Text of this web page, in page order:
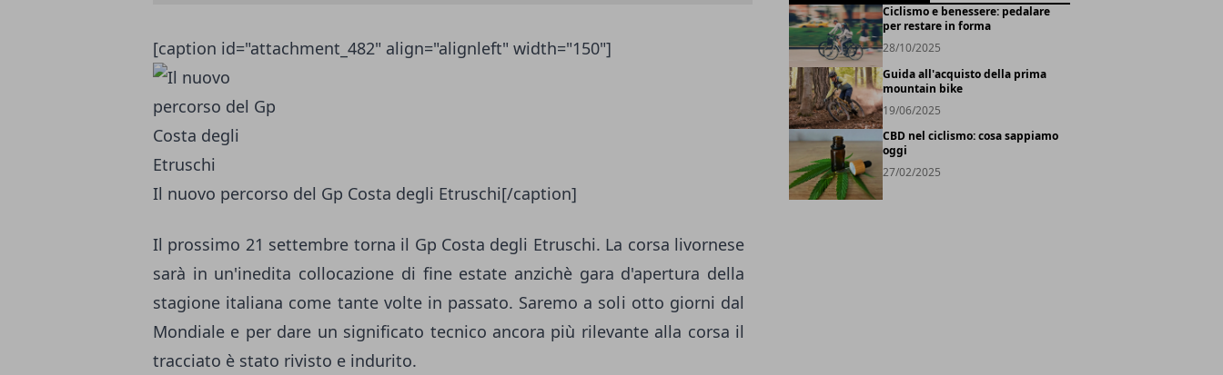
[caption id="attachment_482" align="alignleft" width="150"]
Il nuovo percorso del Gp Costa degli Etruschi[/caption]
Il prossimo 21 settembre torna il Gp Costa degli Etruschi. La corsa livornese
sarà in un'inedita collocazione di fine estate anzichè gara d'apertura della
stagione italiana come tante volte in passato. Saremo a soli otto giorni dal
Mondiale e per dare un significato tecnico ancora più rilevante alla corsa il
tracciato è stato rivisto e indurito.
Ciclismo e benessere: pedalare
per restare in forma
28/10/2025
Guida all'acquisto della prima
mountain bike
19/06/2025
CBD nel ciclismo: cosa sappiamo
oggi
27/02/2025